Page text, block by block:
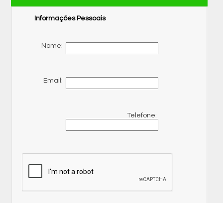
Informações Pessoais
Nome:
Email:
Telefone: